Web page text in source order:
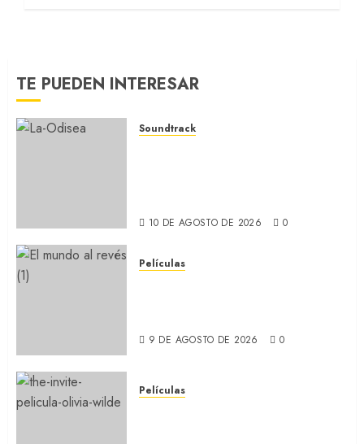
TE PUEDEN INTERESAR
Soundtrack
10 DE AGOSTO DE 2026 0
Películas
9 DE AGOSTO DE 2026 0
Películas